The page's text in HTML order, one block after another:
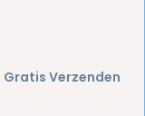
Gratis Verzenden